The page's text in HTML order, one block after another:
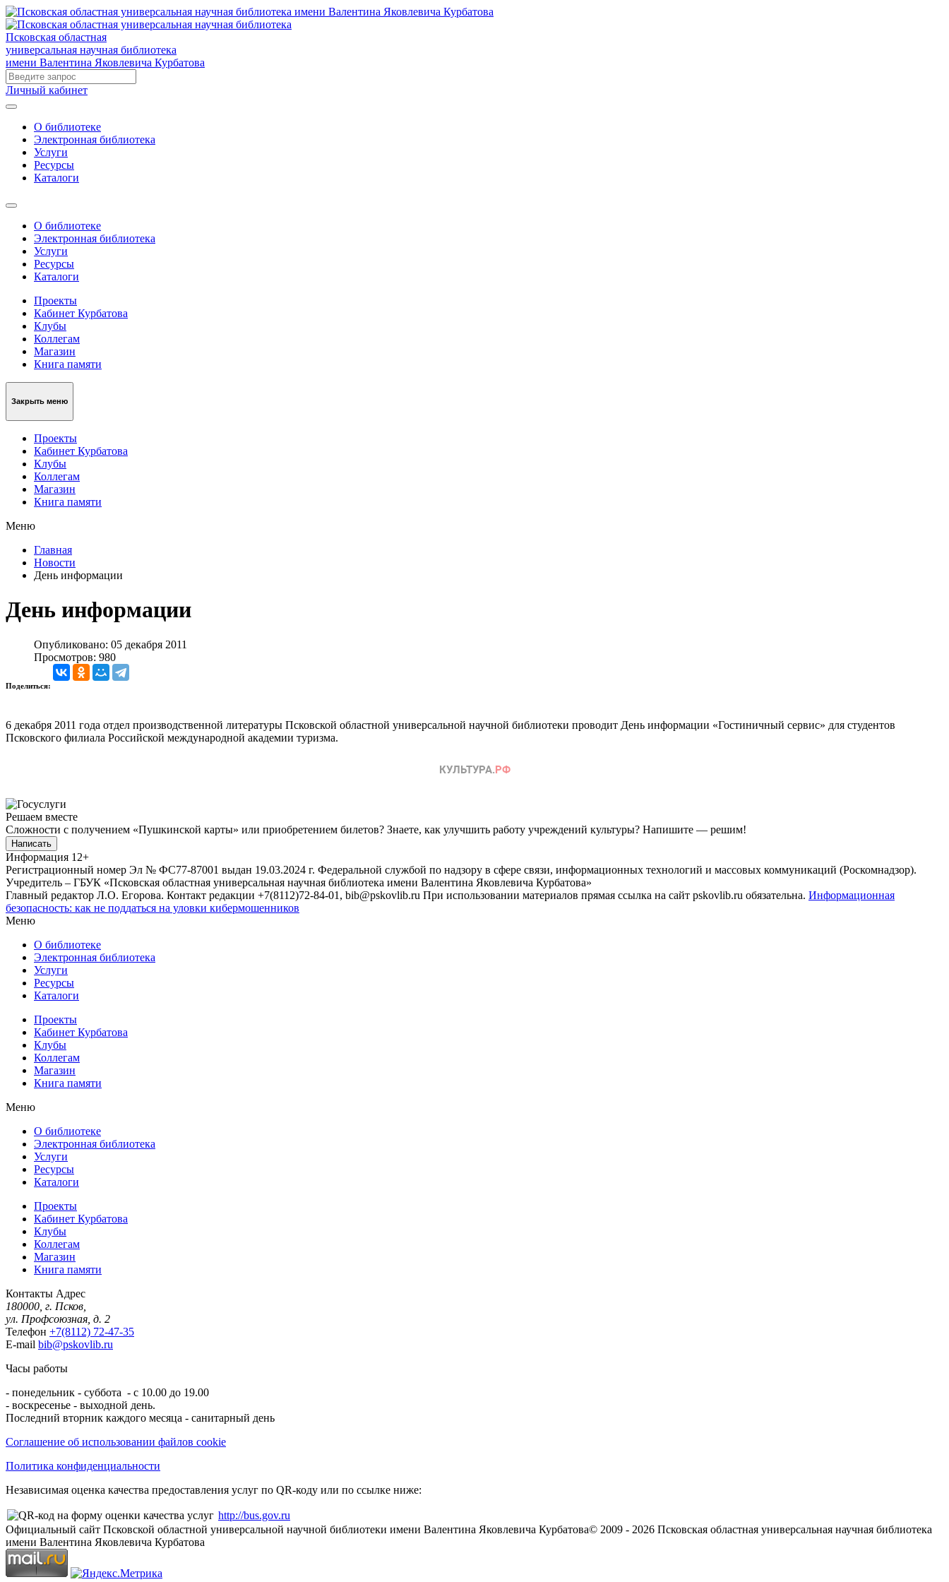
Псковская областная
универсальная научная библиотека
имени Валентина Яковлевича Курбатова
Личный кабинет
О библиотеке
Электронная библиотека
Услуги
Ресурсы
Каталоги
О библиотеке
Электронная библиотека
Услуги
Ресурсы
Каталоги
Проекты
Кабинет Курбатова
Клубы
Коллегам
Магазин
Книга памяти
Закрыть меню
Проекты
Кабинет Курбатова
Клубы
Коллегам
Магазин
Книга памяти
Меню
Главная
Новости
День информации
День информации
Опубликовано: 05 декабря 2011
Просмотров: 980
Поделиться:
6 декабря 2011 года отдел производственной литературы Псковской областной универсальной научной библиотеки проводит День информации «Гостиничный сервис» для студентов
Псковского филиала Российской международной академии туризма.
Решаем вместе
Сложности с получением «Пушкинской карты» или приобретением билетов? Знаете, как улучшить работу учреждений культуры? Напишите — решим!
Написать
Информация 12+
Регистрационный номер Эл № ФС77-87001 выдан 19.03.2024 г. Федеральной службой по надзору в сфере связи, информационных технологий и массовых коммуникаций (Роскомнадзор).
Учредитель – ГБУК «Псковская областная универсальная научная библиотека имени Валентина Яковлевича Курбатова»
Главный редактор Л.О. Егорова. Контакт редакции +7(8112)72-84-01, bib@pskovlib.ru При использовании материалов прямая ссылка на сайт pskovlib.ru обязательна. Информационная
безопасность: как не поддаться на уловки кибермошенников
Меню
О библиотеке
Электронная библиотека
Услуги
Ресурсы
Каталоги
Проекты
Кабинет Курбатова
Клубы
Коллегам
Магазин
Книга памяти
Меню
О библиотеке
Электронная библиотека
Услуги
Ресурсы
Каталоги
Проекты
Кабинет Курбатова
Клубы
Коллегам
Магазин
Книга памяти
Контакты Адрес
180000, г. Псков,
ул. Профсоюзная, д. 2
Телефон +7(8112) 72-47-35
E-mail bib@pskovlib.ru
Часы работы
- понедельник - суббота - с 10.00 до 19.00
- воскресенье - выходной день.
Последний вторник каждого месяца - санитарный день
Соглашение об использовании файлов cookie
Политика конфиденциальности
Независимая оценка качества предоставления услуг по QR-коду или по ссылке ниже:
http://bus.gov.ru
Официальный сайт Псковской областной универсальной научной библиотеки имени Валентина Яковлевича Курбатова© 2009 - 2026 Псковская областная универсальная научная библиотека
имени Валентина Яковлевича Курбатова